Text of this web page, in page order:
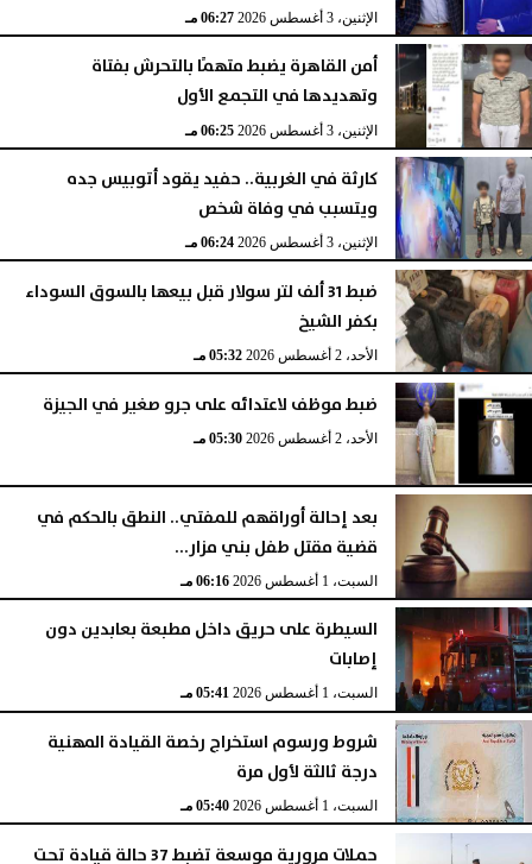
الإثنين، 3 أغسطس 2026 06:27 مـ
أمن القاهرة يضبط متهمًا بالتحرش بفتاة
وتهديدها في التجمع الأول
الإثنين، 3 أغسطس 2026 06:25 مـ
كارثة في الغربية.. حفيد يقود أتوبيس جده
ويتسبب في وفاة شخص
الإثنين، 3 أغسطس 2026 06:24 مـ
ضبط 31 ألف لتر سولار قبل بيعها بالسوق السوداء
بكفر الشيخ
الأحد، 2 أغسطس 2026 05:32 مـ
ضبط موظف لاعتدائه على جرو صغير في الجيزة
الأحد، 2 أغسطس 2026 05:30 مـ
بعد إحالة أوراقهم للمفتي.. النطق بالحكم في
قضية مقتل طفل بني مزار...
السبت، 1 أغسطس 2026 06:16 مـ
السيطرة على حريق داخل مطبعة بعابدين دون
إصابات
السبت، 1 أغسطس 2026 05:41 مـ
شروط ورسوم استخراج رخصة القيادة المهنية
درجة ثالثة لأول مرة
السبت، 1 أغسطس 2026 05:40 مـ
حملات مرورية موسعة تضبط 37 حالة قيادة تحت